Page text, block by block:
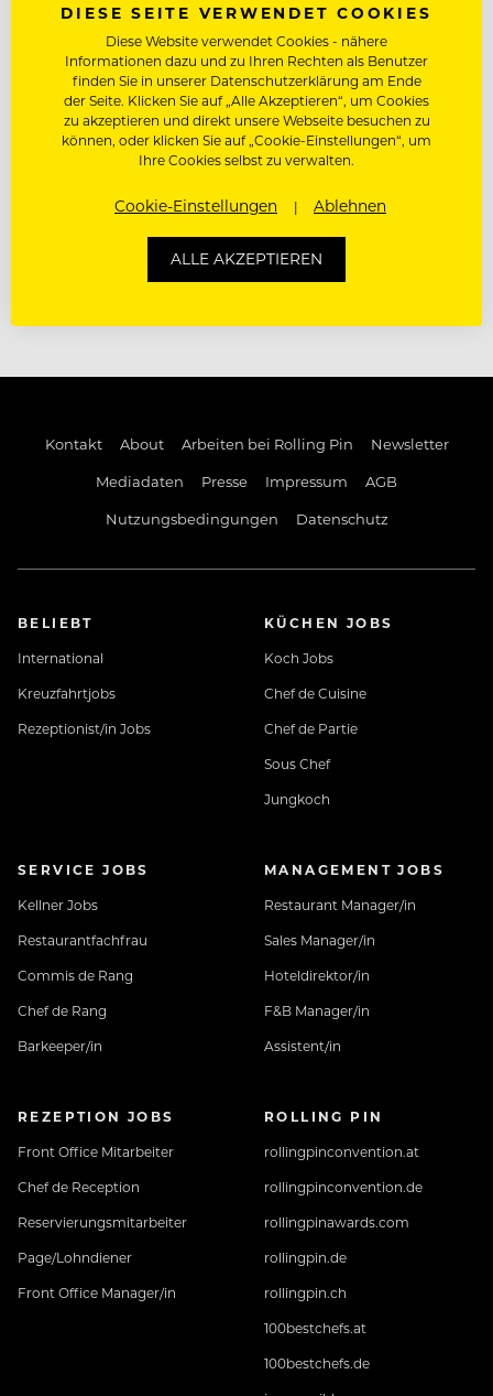
MEDIADATEN 100 BEST
CHEFS
Kontakt About Arbeiten bei Rolling Pin
Newsletter
Mediadaten
Presse Impressum
AGB
Nutzungsbedingungen
Datenschutz
BELIEBT
International
Kreuzfahrtjobs
Rezeptionist/in Jobs
KÜCHEN JOBS
Koch Jobs
Chef de Cuisine
Chef de Partie
Sous Chef
Jungkoch
SERVICE JOBS
Kellner Jobs
Restaurantfachfrau
Commis de Rang
Chef de Rang
Barkeeper/in
MANAGEMENT JOBS
Restaurant Manager/in
Sales Manager/in
Hoteldirektor/in
F&B Manager/in
Assistent/in
REZEPTION JOBS
Front Office Mitarbeiter
Chef de Reception
Reservierungsmitarbeiter
Page/Lohndiener
Front Office Manager/in
ROLLING PIN
rollingpinconvention.at
rollingpinconvention.de
rollingpinawards.com
rollingpin.de
rollingpin.ch
100bestchefs.at
100bestchefs.de
DIESE SEITE VERWENDET COOKIES
Diese Website verwendet Cookies - nähere
Informationen dazu und zu Ihren Rechten als Benutzer
finden Sie in unserer Datenschutzerklärung am Ende
der Seite. Klicken Sie auf „Alle Akzeptieren“, um Cookies
zu akzeptieren und direkt unsere Webseite besuchen zu
können, oder klicken Sie auf „Cookie-Einstellungen“, um
Ihre Cookies selbst zu verwalten.
Cookie-Einstellungen Ablehnen
ALLE AKZEPTIEREN